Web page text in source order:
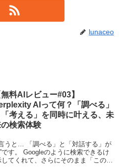
lunaceo
無料AIレビュー#03】
AIって何？「調べる」
「考える」を同時に叶える、未
検索体験
うと… 「調べる」と「対話する」が
です。 Googleのように検索できるけ
てくれて、さらにそのまま「この意